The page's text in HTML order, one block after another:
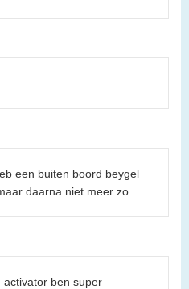
een buiten boord beygel
daarna niet meer zo
activator ben super